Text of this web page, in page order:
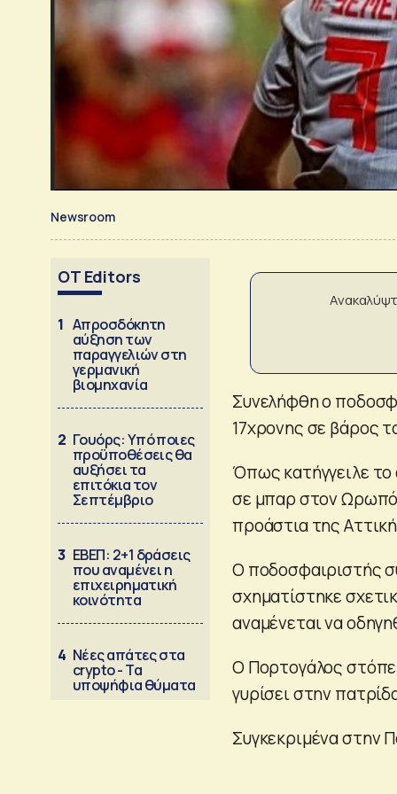
Newsroom
OT Editors
1 Απροσδόκητη
αύξηση των
παραγγελιών στη
γερμανική
βιομηχανία
2 Γουόρς: Υπό ποιες
προϋποθέσεις θα
αυξήσει τα
επιτόκια τον
Σεπτέμβριο
3 ΕΒΕΠ: 2+1 δράσεις
που αναμένει η
επιχειρηματική
κοινότητα
4 Νέες απάτες στα
crypto - Τα
υποψήφια θύματα
Συνελήφθη ο
17χρονης σε βάρος
Όπως κατήγγειλε
σε μπαρ στον Ωρωπό
προάστια της
Ο ποδοσφαιριστής
σχηματίστηκε
αναμένεται να
Ο Πορτογάλος
γυρίσει στην
Συγκεκριμένα στην